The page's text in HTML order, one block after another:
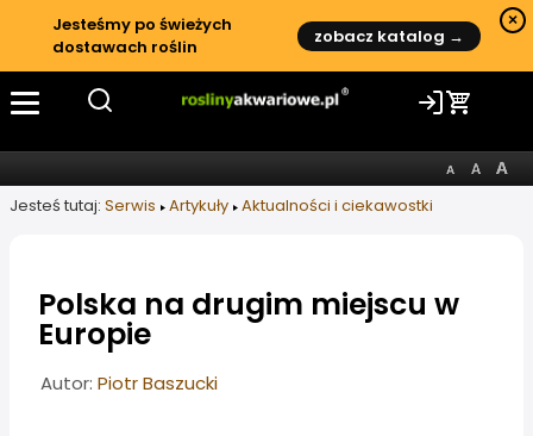
Jesteśmy po świeżych
dostawach roślin
zobacz katalog →
×
Jesteś tutaj: Serwis Artykuły Aktualności i ciekawostki
Polska na drugim miejscu w
Europie
Informacje o artykule
Autor: Piotr Baszucki